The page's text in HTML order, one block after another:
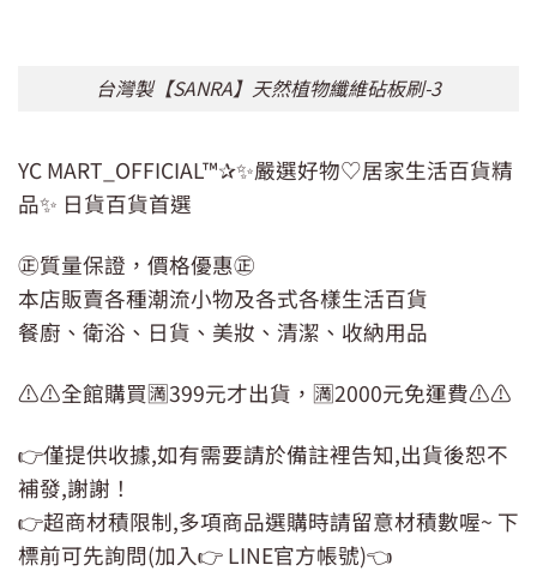
台灣製【SANRA】天然植物纖維砧板刷-3
YC MART_OFFICIAL™✰✨嚴選好物♡居家生活百貨精
品✨ 日貨百貨首選
㊣質量保證，價格優惠㊣
本店販賣各種潮流小物及各式各樣生活百貨
餐廚、衛浴、日貨、美妝、清潔、收納用品
⚠️⚠️全館購買🈵399元才出貨，🈵2000元免運費⚠️⚠️
👉僅提供收據,如有需要請於備註裡告知,出貨後恕不
補發,謝謝！
👉超商材積限制,多項商品選購時請留意材積數喔~ 下
標前可先詢問(加入👉 LINE官方帳號)👈